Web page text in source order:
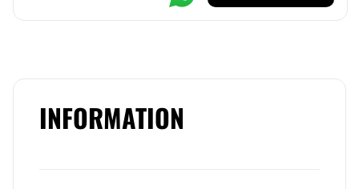
INFORMATION